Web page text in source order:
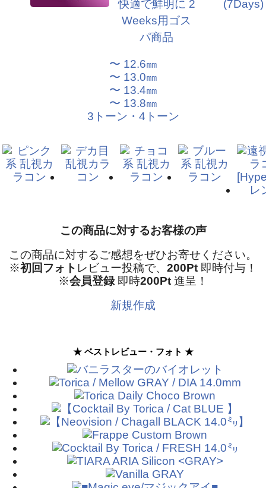
〜 12.6㎜
〜 13.0㎜
〜 13.4㎜
〜 13.8㎜
3トーン・4トーン
この商品に対するお客様の声
この商品に対するご感想をぜひお寄せください。
※初回フォト レビュー投稿で、 200Pt 即時付与！
※会員登録即時200Pt 進呈！
新規作成
★ ベストレビュー・フォト ★